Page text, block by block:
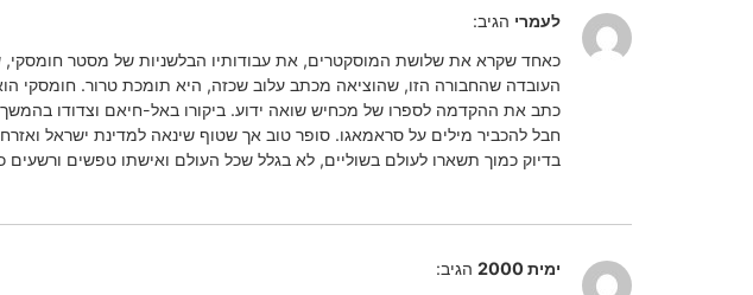
לעמרי הגיב:
כאחד שקרא את שלושת המוסקטרים, את עבודותיו הבלשניות של מסטר
העובדה שהחבורה הזו, שהוציאה מכתב עלוב שכזה, היא תומכת טרור. חומסקי
כתב את ההקדמה לספרו של מכחיש שואה ידוע. ביקורו באל-חיאם וצדודו
חבל להכביר מילים על סראמאגו. סופר טוב אך שטוף שינאה למדינת ישראל
בדיוק כמוך תשארו לעולם בשוליים, לא בגלל שכל העולם ואישתו טפשים
ימית 2000 הגיב: